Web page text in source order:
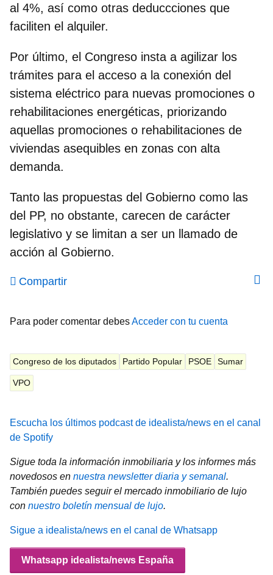
al 4%, así como otras deduccciones que
faciliten el alquiler.
Por último, el Congreso insta a agilizar los
trámites para el acceso a la conexión del
sistema eléctrico para nuevas promociones o
rehabilitaciones energéticas, priorizando
aquellas promociones o rehabilitaciones de
viviendas asequibles en zonas con alta
demanda.
Tanto las propuestas del Gobierno como las
del PP, no obstante, carecen de carácter
legislativo y se limitan a ser un llamado de
acción al Gobierno.
Compartir
Para poder comentar debesAcceder con tu cuenta
Congreso de los diputados Partido Popular PSOE Sumar
VPO
Escucha los últimos podcast de idealista/news en el canal
de Spotify
Sigue toda la información inmobiliaria y los informes más
novedosos en nuestra newsletter diaria y semanal.
También puedes seguir el mercado inmobiliario de lujo
con nuestro boletín mensual de lujo.
Sigue a idealista/news en el canal de Whatsapp
Whatsapp idealista/news España